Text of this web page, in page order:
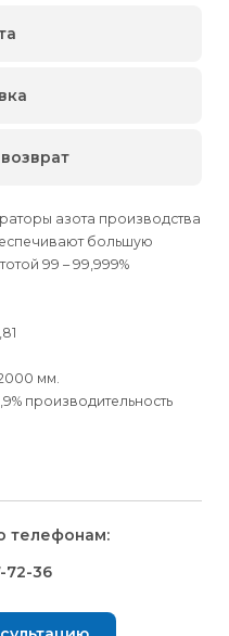
азота производства
большую
99 – 99,999%
мм.
производительность
лиц
в Корзине при
лицкомпаниями и
заказа.
выбрать в Корзине
лиц
приобретённого
лиц
телефонам:
72-36